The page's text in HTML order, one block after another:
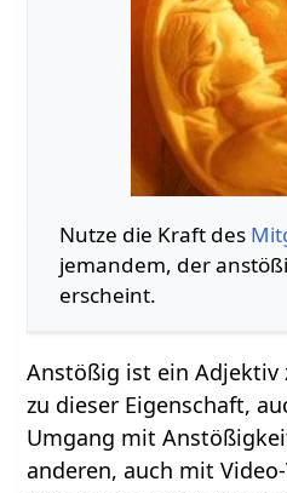
Nutze die Kraft des
jemandem, der
erscheint.
Anstößig ist ein
zu dieser Eigenschaft,
Umgang mit
anderen, auch mit